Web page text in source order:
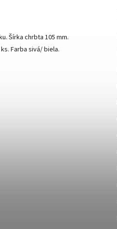
Šírka chrbta 105 mm.
Farba sivá/ biela.